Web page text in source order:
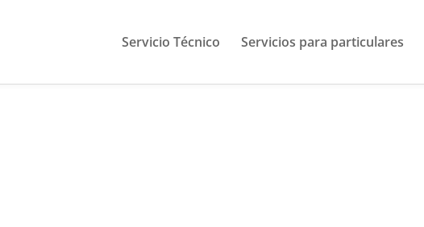
Servicio Técnico Servicios para particulares